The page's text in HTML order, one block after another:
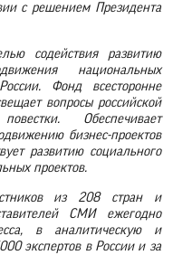
с решением Президента
содействия развитию
национальных
Фонд всесторонне
вопросы российской
Обеспечивает
бизнес-проектов
развитию социального
проектов.
из 208 стран и
СМИ ежегодно
в аналитическую и
экспертов в России и за